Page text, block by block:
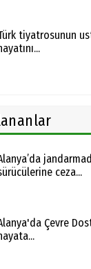
tiyatrosunun
ceza...
Çevre